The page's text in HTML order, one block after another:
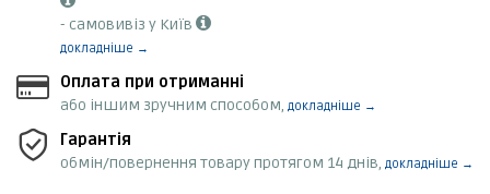
- самовивіз у Київ
докладніше →
Оплата при отриманні
або іншим зручним способом, докладніше →
Гарантія
обмін/повернення товару протягом 14 днів, докладніше →